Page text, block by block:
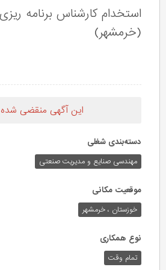
استخدام کارشناس برنامه
(خرمشهر)
این آگهی منقضی
دسته‌بندی شغلی
مهندسی صنایع و مدیریت صنعتی
موقعیت مکانی
خوزستان ، خرمشهر
نوع همکاری
تمام وقت